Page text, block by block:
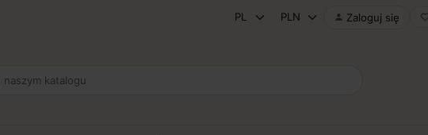
 Zaloguj się